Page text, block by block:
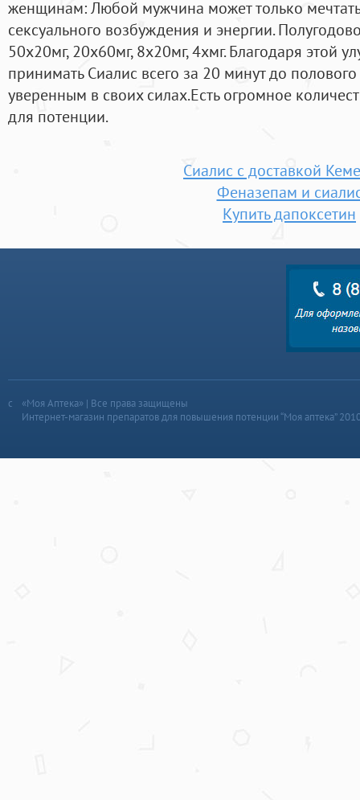
женщинам: Любой мужчина может только
сексуального возбуждения и энергии.
50х20мг, 20х60мг, 8х20мг, 4хмг. Благодаря этой
принимать Сиалис всего за 20 минут до
уверенным в своих силах.Есть огромное
для потенции.
Сиалис с доставкой
Феназепам и
Купить дапоксетин
«Моя Аптека» | Все права защищены
Интернет-магазин препаратов для повышения потенции “Моя аптека”